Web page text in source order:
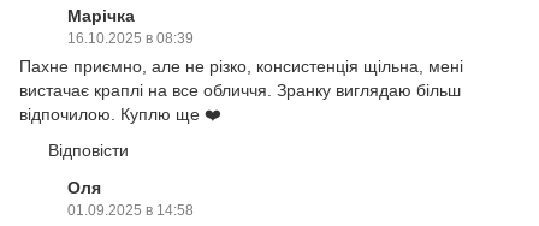
Марічка
16.10.2025 в 08:39
Пахне приємно, але не різко, консистенція щільна, мені
вистачає краплі на все обличчя. Зранку виглядаю більш
відпочилою. Куплю ще ❤️
Відповісти
Оля
01.09.2025 в 14:58